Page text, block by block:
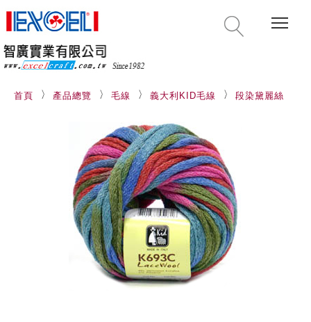
首頁 產品總覽 毛線 義大利KID毛線 段染黛麗絲